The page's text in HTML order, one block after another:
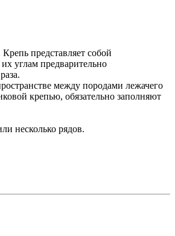
представляет собой
углам предварительно
между породами лежачего
крепью, обязательно заполняют
несколько рядов.